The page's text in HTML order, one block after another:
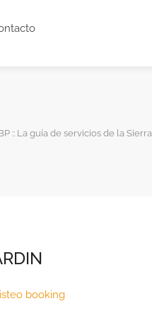
:: La guía de servicios de la Sierra
booking